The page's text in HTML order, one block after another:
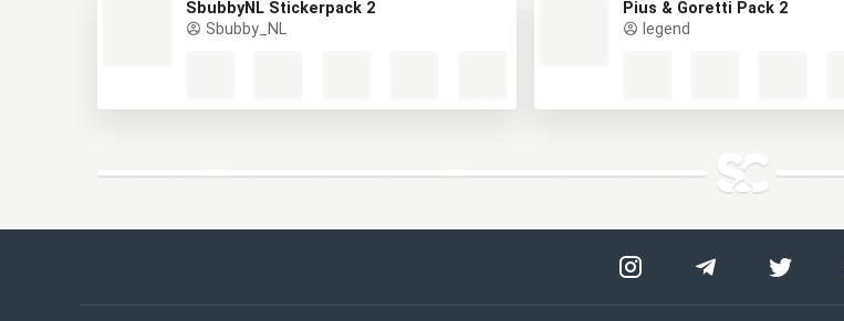
SbubbyNL Stickerpack 2
Sbubby_NL
Pius & Goretti Pack 2
legend